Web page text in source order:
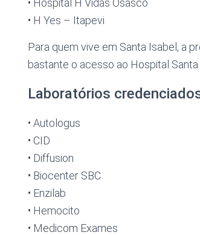
• Hospital H Vidas Osasco
• H Yes – Itapevi
Para quem vive em Santa Isabel, a
bastante o acesso ao Hospital
Laboratórios
• Autologus
• CID
• Diffusion
• Biocenter SBC
• Enzilab
• Hemocito
• Medicom Exames